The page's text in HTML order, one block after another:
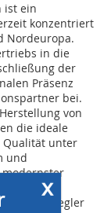
ist ein
konzentriert
Nordeuropa.
in die
der
Präsenz
bei.
von
die ideale
Qualität unter
und
erste
der Ziegler
x